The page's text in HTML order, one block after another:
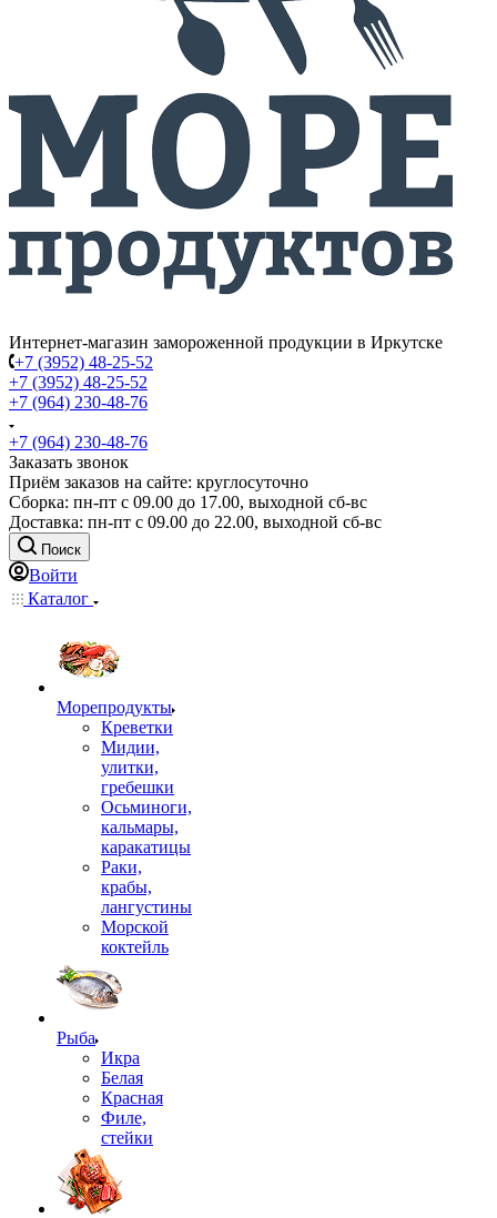
Интернет-магазин замороженной продукции в Иркутске
+7 (3952) 48-25-52
+7 (3952) 48-25-52
+7 (964) 230-48-76
+7 (964) 230-48-76
Заказать звонок
Приём заказов на сайте: круглосуточно
Сборка: пн-пт с 09.00 до 17.00, выходной сб-вс
Доставка: пн-пт с 09.00 до 22.00, выходной сб-вс
Поиск
Войти
Каталог
Морепродукты
Креветки
Мидии,
улитки,
гребешки
Осьминоги,
кальмары,
каракатицы
Раки,
крабы,
лангустины
Морской
коктейль
Рыба
Икра
Белая
Красная
Филе,
стейки